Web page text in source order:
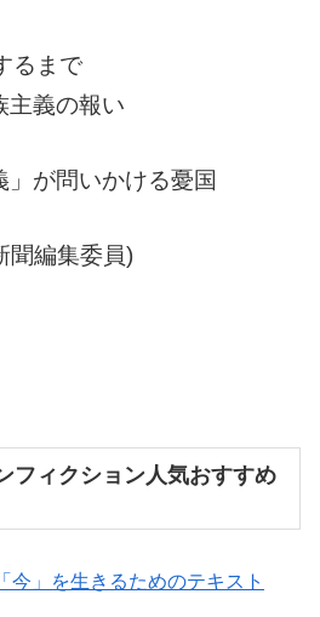
るまで
主義の報い
が問いかける憂国
聞編集委員)
フィクション人気おすすめ
」を生きるためのテキスト